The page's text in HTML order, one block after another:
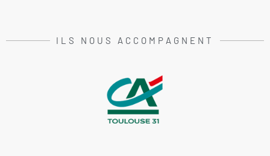
ILS NOUS ACCOMPAGNENT